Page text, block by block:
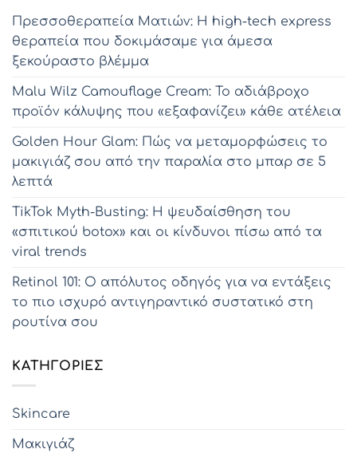
Πρεσσοθεραπεία Ματιών: Η high-tech express
θεραπεία που δοκιμάσαμε για άμεσα
ξεκούραστο βλέμμα
Malu Wilz Camouflage Cream: Το αδιάβροχο
προϊόν κάλυψης που «εξαφανίζει» κάθε ατέλεια
Golden Hour Glam: Πώς να μεταμορφώσεις το
μακιγιάζ σου από την παραλία στο μπαρ σε 5
λεπτά
TikTok Myth-Busting: Η ψευδαίσθηση του
«σπιτικού botox» και οι κίνδυνοι πίσω από τα
viral trends
Retinol 101: Ο απόλυτος οδηγός για να εντάξεις
το πιο ισχυρό αντιγηραντικό συστατικό στη
ρουτίνα σου
KΑΤΗΓΟΡΊΕΣ
Skincare
Μακιγιάζ